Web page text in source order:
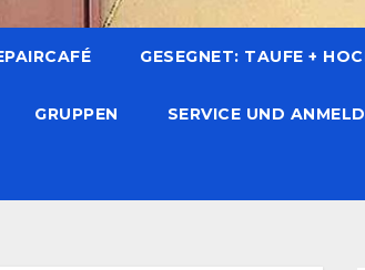
GESEGNET: TAUFE +
GRUPPEN SERVICE UND